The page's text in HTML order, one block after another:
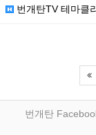
번개탄TV 테마클라스
번개탄